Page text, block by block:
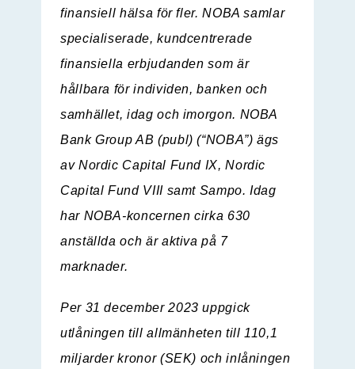
finansiell hälsa för fler. NOBA samlar
specialiserade, kundcentrerade
finansiella erbjudanden som är
hållbara för individen, banken och
samhället, idag och imorgon. NOBA
Bank Group AB (publ) (“NOBA”) ägs
av Nordic Capital Fund IX, Nordic
Capital Fund VIII samt Sampo. Idag
har NOBA-koncernen cirka 630
anställda och är aktiva på 7
marknader.
Per 31 december 2023 uppgick
utlåningen till allmänheten till 110,1
miljarder kronor (SEK) och inlåningen